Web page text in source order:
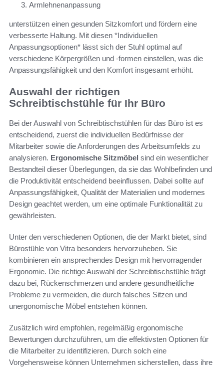
Armlehnenanpassung
unterstützen einen gesunden Sitzkomfort und fördern eine
verbesserte Haltung. Mit diesen *Individuellen
Anpassungsoptionen* lässt sich der Stuhl optimal auf
verschiedene Körpergrößen und -formen einstellen, was die
Anpassungsfähigkeit und den Komfort insgesamt erhöht.
Auswahl der richtigen
Schreibtischstühle für Ihr Büro
Bei der Auswahl von Schreibtischstühlen für das Büro ist es
entscheidend, zuerst die individuellen Bedürfnisse der
Mitarbeiter sowie die Anforderungen des Arbeitsumfelds zu
analysieren. Ergonomische Sitzmöbel sind ein wesentlicher
Bestandteil dieser Überlegungen, da sie das Wohlbefinden und
die Produktivität entscheidend beeinflussen. Dabei sollte auf
Anpassungsfähigkeit, Qualität der Materialien und modernes
Design geachtet werden, um eine optimale Funktionalität zu
gewährleisten.
Unter den verschiedenen Optionen, die der Markt bietet, sind
Bürostühle von Vitra besonders hervorzuheben. Sie
kombinieren ein ansprechendes Design mit hervorragender
Ergonomie. Die richtige Auswahl der Schreibtischstühle trägt
dazu bei, Rückenschmerzen und andere gesundheitliche
Probleme zu vermeiden, die durch falsches Sitzen und
unergonomische Möbel entstehen können.
Zusätzlich wird empfohlen, regelmäßig ergonomische
Bewertungen durchzuführen, um die effektivsten Optionen für
die Mitarbeiter zu identifizieren. Durch solch eine
Vorgehensweise können Unternehmen sicherstellen, dass ihre